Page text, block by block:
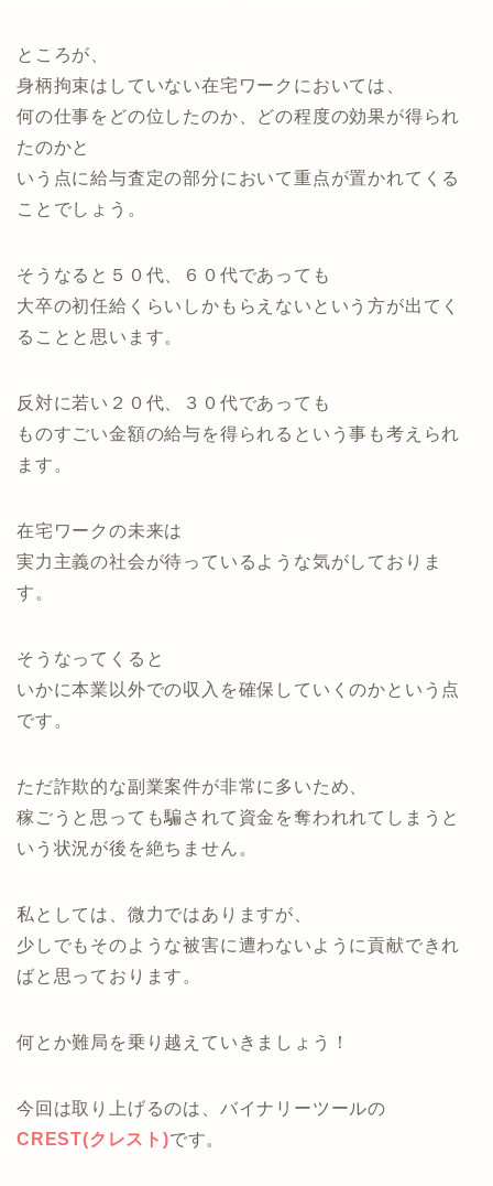
ところが、
身柄拘束はしていない在宅ワークにおいては、
何の仕事をどの位したのか、どの程度の効果が得られ
たのかと
いう点に給与査定の部分において重点が置かれてくる
ことでしょう。
そうなると５０代、６０代であっても
大卒の初任給くらいしかもらえないという方が出てく
ることと思います。
反対に若い２０代、３０代であっても
ものすごい金額の給与を得られるという事も考えられ
ます。
在宅ワークの未来は
実力主義の社会が待っているような気がしておりま
す。
そうなってくると
いかに本業以外での収入を確保していくのかという点
です。
ただ詐欺的な副業案件が非常に多いため、
稼ごうと思っても騙されて資金を奪われれてしまうと
いう状況が後を絶ちません。
私としては、微力ではありますが、
少しでもそのような被害に遭わないように貢献できれ
ばと思っております。
何とか難局を乗り越えていきましょう！
今回は取り上げるのは、バイナリーツールの
CREST(クレスト)です。